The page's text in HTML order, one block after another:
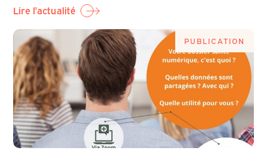
Lire l'actualité
PUBLICATION